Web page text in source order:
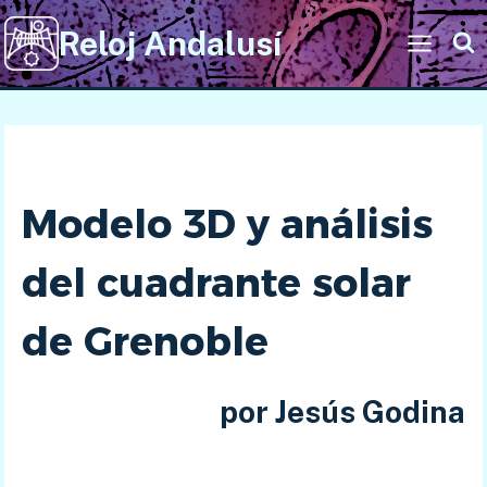
Saltar
al
contenido
Reloj Andalusí
Modelo 3D y análisis
del cuadrante solar
de Grenoble
por Jesús Godina